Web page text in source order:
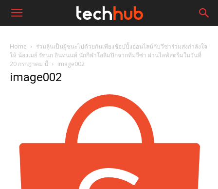
Home
ร่วมลุ้นเป็นผู้ชนะไปด้วยกันเพียงช้อปปิ้งออนไลน์กับวีซ่าร่วมส่งกำลังใจ
ให้ น้องเมย์ รัชนก อินทนนท์ นักกีฬาโอลิมปิกจากทีมวีซ่า ผ่านไลฟ์สตรีมในวันที่
20 กรกฎาคม นี้
image002
image002